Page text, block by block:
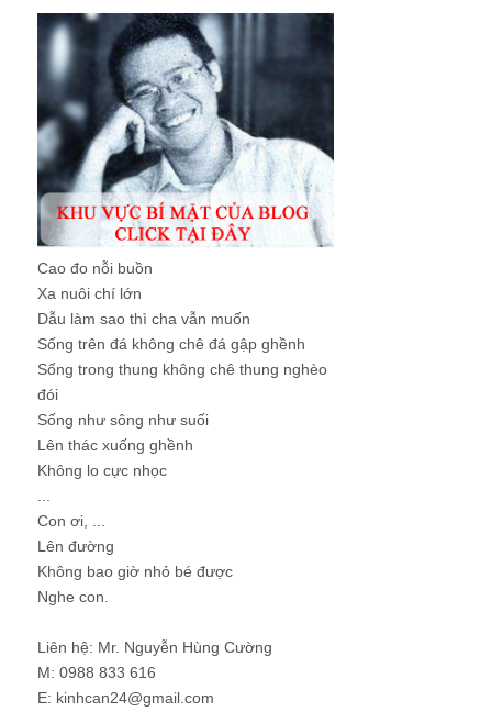
Cao đo nỗi buồn
Xa nuôi chí lớn
Dẫu làm sao thì cha vẫn muốn
Sống trên đá không chê đá gập ghềnh
Sống trong thung không chê thung nghèo
đói
Sống như sông như suối
Lên thác xuống ghềnh
Không lo cực nhọc
Con ơi, ...
Lên đường
Không bao giờ nhỏ bé được
Nghe con.
Liên hệ: Mr. Nguyễn Hùng Cường
M: 0988 833 616
E: kinhcan24@gmail.com